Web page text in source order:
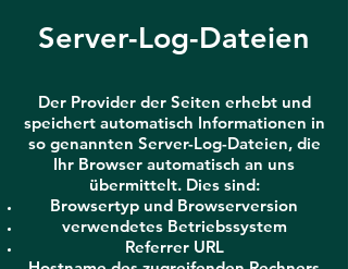
Server-Log-Dateien
Der Provider der Seiten erhebt und
speichert automatisch Informationen in
so genannten Server-Log-Dateien, die
Ihr Browser automatisch an uns
übermittelt. Dies sind:
Browsertyp und Browserversion
verwendetes Betriebssystem
Referrer URL